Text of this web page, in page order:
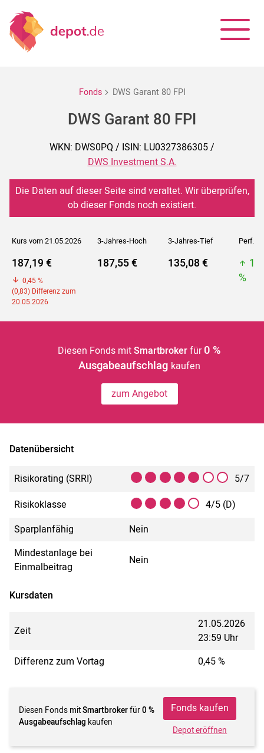
Fonds DWS Garant 80 FPI
DWS Garant 80 FPI
WKN: DWS0PQ / ISIN: LU0327386305 /
DWS Investment S.A.
Die Daten auf dieser Seite sind veraltet. Wir überprüfen,
ob dieser Fonds noch existiert.
Kurs vom 21.05.2026 3-Jahres-Hoch 3-Jahres-Tief Perf. 5J
187,19 €
0,45 %
(0,83) Differenz zum
20.05.2026
187,55 € 135,08 €
%
Diesen Fonds mitSmartbrokerfür0 %
Ausgabeaufschlag kaufen
zum Angebot
Datenübersicht
Risikorating (SRRI)
5/7
Risikoklasse
4/5 (D)
Sparplanfähig
Nein
Mindestanlage bei
Einmalbeitrag
Nein
Kursdaten
Zeit
21.05.2026
23:59 Uhr
Differenz zum Vortag
0,45 %
Diesen Fonds mitSmartbrokerfür0 %
Ausgabeaufschlag kaufen
Fonds kaufen
Depot eröffnen